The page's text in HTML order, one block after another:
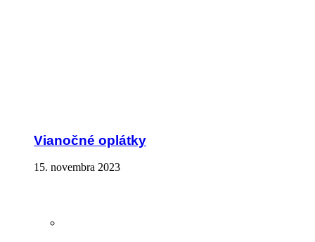
Vianočné oplátky
15. novembra 2023